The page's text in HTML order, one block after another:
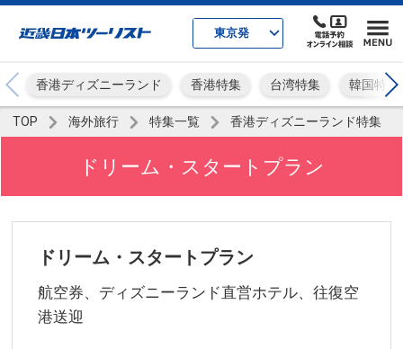
東京発
香港ディズニーランド 香港特集 台湾特集 韓国特集
TOP 海外旅行 特集一覧 香港ディズニーランド特集
ドリーム・スタートプラン
ドリーム・スタートプラン
航空券、ディズニーランド直営ホテル、往復空
港送迎